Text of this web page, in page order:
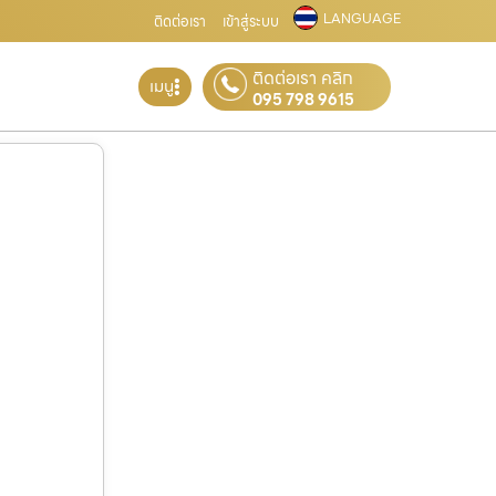
ติดต่อเรา เข้าสู่ระบบ LANGUAGE
เมนู ติดต่อเรา คลิก
095 798 9615